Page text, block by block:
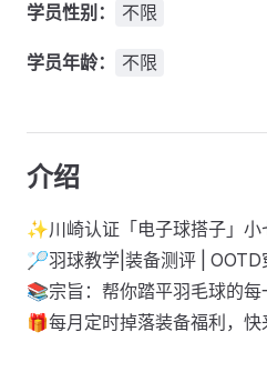
学员性别： 不限
学员年龄： 不限
介绍
✨川崎认证「电子球搭子」
🏸羽球教学|装备测评 | OOTD
📚宗旨：帮你踏平羽毛球的每
🎁每月定时掉落装备福利，快